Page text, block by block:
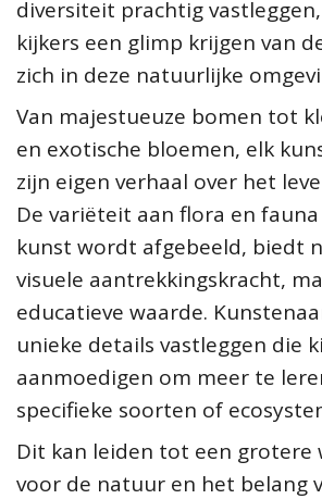
diversiteit prachtig
kijkers een glimp krijgen van
zich in deze natuurlijke
Van majestueuze bomen tot
en exotische bloemen, elk
zijn eigen verhaal over het
De variëteit aan flora en
kunst wordt afgebeeld, biedt
visuele aantrekkingskracht,
educatieve waarde.
unieke details vastleggen die
aanmoedigen om meer te
specifieke soorten of
Dit kan leiden tot een grotere
voor de natuur en het belang